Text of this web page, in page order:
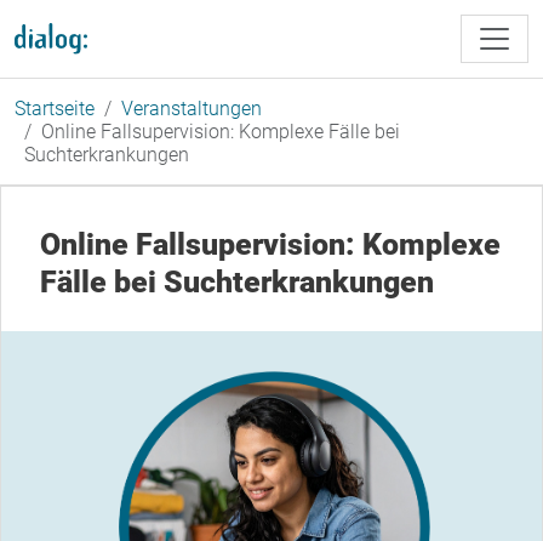
Startseite
Veranstaltungen
Online Fallsupervision: Komplexe Fälle bei
Suchterkrankungen
Online Fallsupervision: Komplexe
Fälle bei Suchterkrankungen